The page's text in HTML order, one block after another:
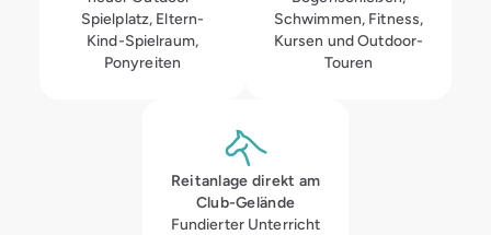
Spielplatz, Eltern-
Kind-Spielraum,
Ponyreiten
Schwimmen, Fitness,
Kursen und Outdoor-
Touren
Reitanlage direkt am
Club-Gelände
Fundierter Unterricht